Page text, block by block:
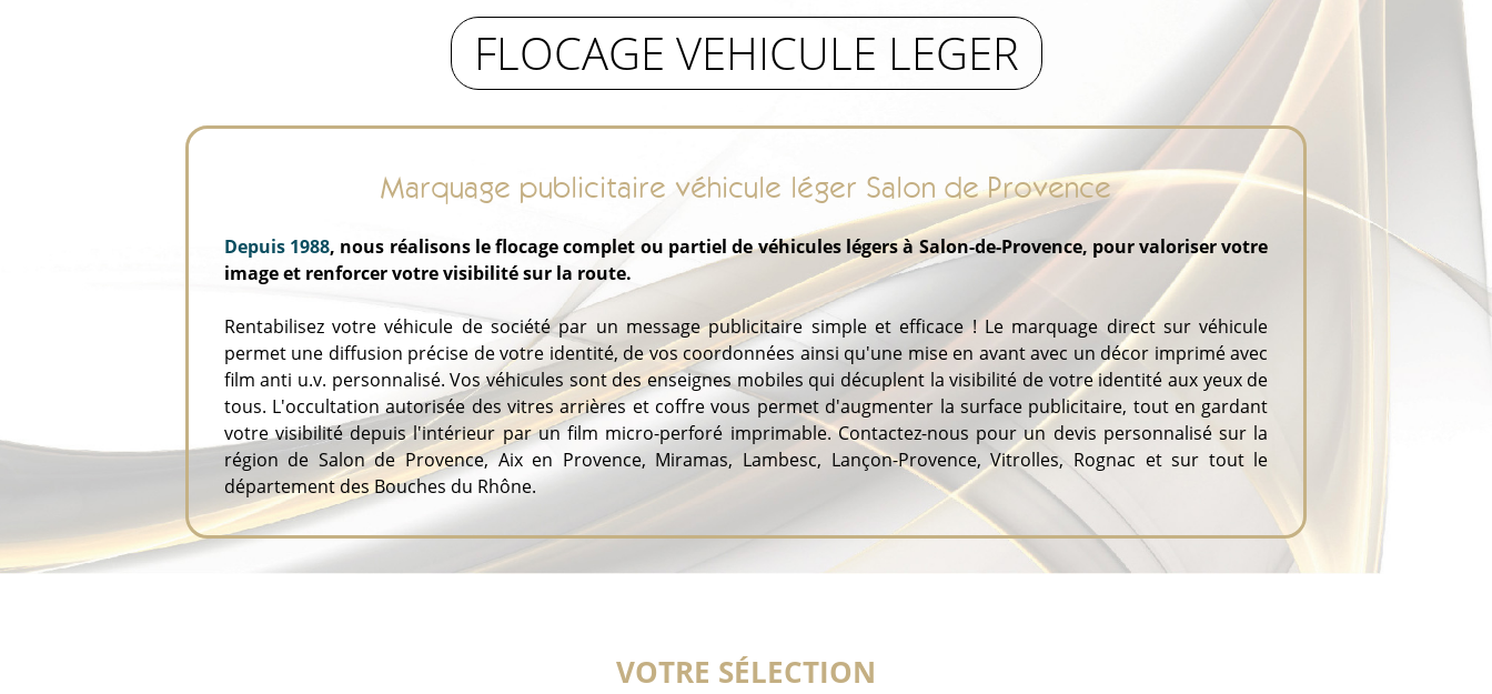
FLOCAGE VEHICULE LEGER
Marquage publicitaire véhicule léger Salon de Provence
Depuis 1988, nous réalisons le flocage complet ou partiel de véhicules légers à Salon-de-Provence, pour valoriser votre
image et renforcer votre visibilité sur la route.
Rentabilisez votre véhicule de société par un message publicitaire simple et efficace ! Le marquage direct sur véhicule
permet une diffusion précise de votre identité, de vos coordonnées ainsi qu'une mise en avant avec un décor imprimé avec
film anti u.v. personnalisé. Vos véhicules sont des enseignes mobiles qui décuplent la visibilité de votre identité aux yeux de
tous. L'occultation autorisée des vitres arrières et coffre vous permet d'augmenter la surface publicitaire, tout en gardant
votre visibilité depuis l'intérieur par un film micro-perforé imprimable. Contactez-nous pour un devis personnalisé sur la
région de Salon de Provence, Aix en Provence, Miramas, Lambesc, Lançon-Provence, Vitrolles, Rognac et sur tout le
département des Bouches du Rhône.
VOTRE SÉLECTION